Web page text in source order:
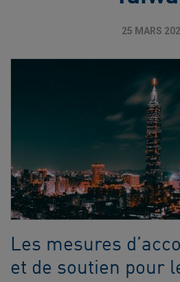
25 MARS
Les mesures
et de soutien pour